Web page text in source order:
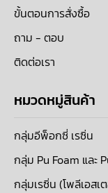
ขั้นตอนการสั่งซื้อ
ถาม - ตอบ
ติดต่อเรา
หมวดหมู่สินค้า
กลุ่มอีพ็อกซี่ เรซิ่น
กลุ่ม Pu Foam และ
กลุ่มเรซิ่น (โพลีเอสเ